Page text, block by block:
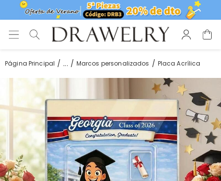
Página Principal ... Marcos personalizados Placa Acrílica